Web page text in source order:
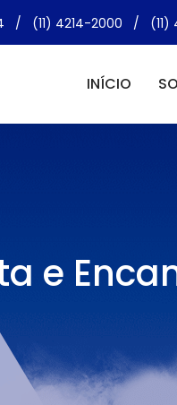
/ (11) 4214-2000 / (11)
INÍCIO
e